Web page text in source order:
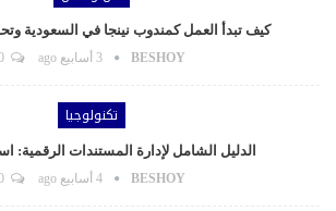
كيف تبدأ العمل كمندوب نينجا في السعودية
BESHOY 3 أسابيع ago
تكنولوجيا
الدليل الشامل لإدارة المستندات الرقمية:
BESHOY 4 أسابيع ago